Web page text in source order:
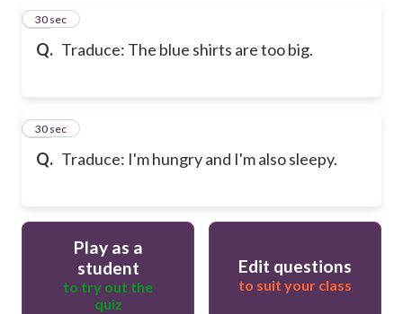
Q. Traduce: The blue shirts are too big.
19
30 sec
Q. Traduce: I'm hungry and I'm also sleepy.
20
30 sec
Play as a
student
to try out the
quiz
Edit questions
to suit your class